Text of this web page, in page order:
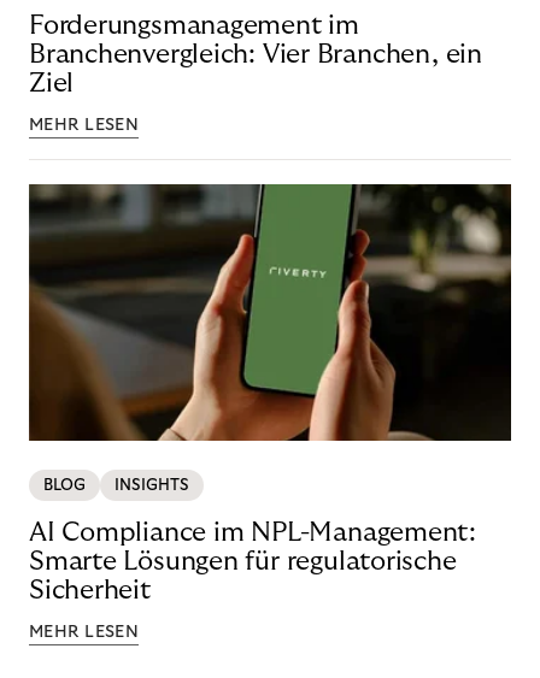
Forderungsmanagement im
Branchenvergleich: Vier Branchen, ein
Ziel
MEHR LESEN
BLOG INSIGHTS
AI Compliance im NPL-Management:
Smarte Lösungen für regulatorische
Sicherheit
MEHR LESEN